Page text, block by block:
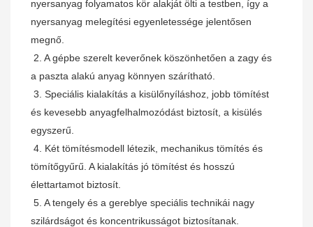
nyersanyag folyamatos kör alakját ölti a testben, így a
nyersanyag melegítési egyenletessége jelentősen
megnő.
a paszta alakú anyag könnyen szárítható.
és kevesebb anyagfelhalmozódást biztosít, a kisülés
egyszerű.
tömítőgyűrű. A kialakítás jó tömítést és hosszú
élettartamot biztosít.
szilárdságot és koncentrikusságot biztosítanak.